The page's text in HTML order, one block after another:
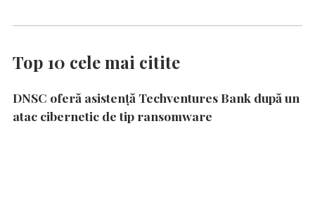
Top 10 cele mai citite
DNSC oferă asistență Techventures Bank după un
atac cibernetic de tip ransomware